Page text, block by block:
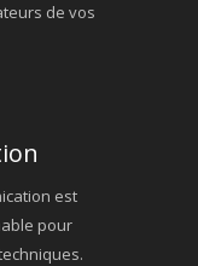
de vos
est
pour